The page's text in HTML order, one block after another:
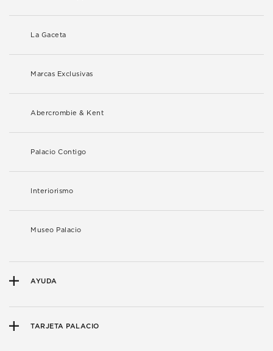
La Gaceta
Marcas Exclusivas
Abercrombie & Kent
Palacio Contigo
Interiorismo
Museo Palacio
AYUDA
TARJETA PALACIO